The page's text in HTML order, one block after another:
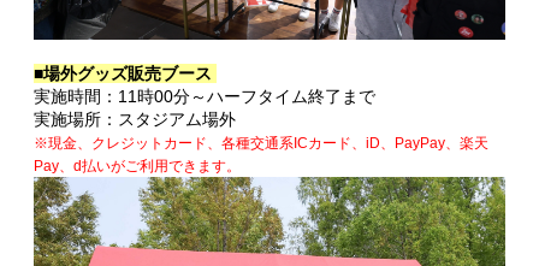
■場外グッズ販売ブース
実施時間：11時00分～ハーフタイム終了まで
実施場所：スタジアム場外
※現金、クレジットカード、各種交通系ICカード、iD、PayPay、楽天
Pay、d払いがご利用できます。